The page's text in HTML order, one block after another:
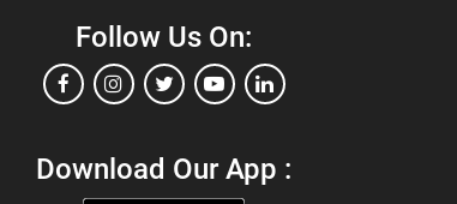
Follow Us On:
Download Our App :